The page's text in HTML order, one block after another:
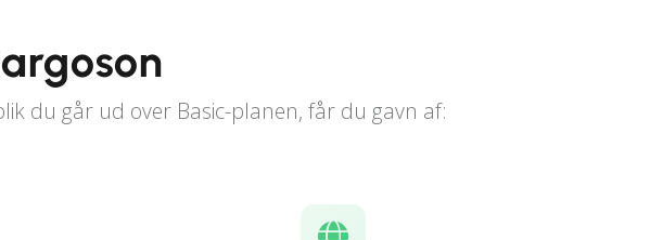
du går ud over Basic-planen, får du gavn af: